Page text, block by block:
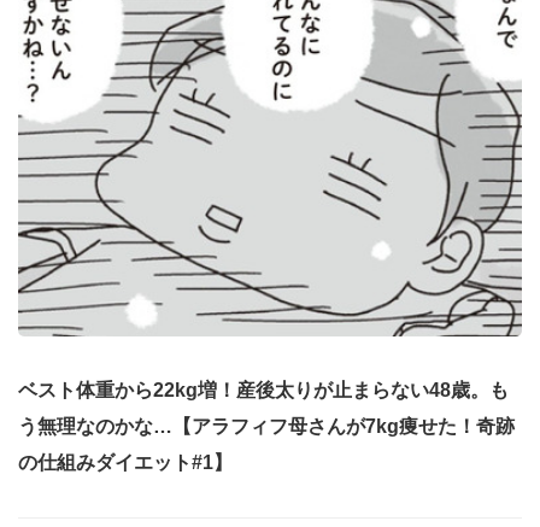
ベスト体重から22kg増！産後太りが止まらない48歳。も
う無理なのかな…【アラフィフ母さんが7kg痩せた！奇跡
の仕組みダイエット#1】